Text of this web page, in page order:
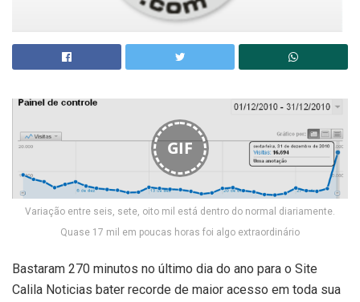
GIF
Variação entre seis, sete, oito mil está dentro do normal diariamente.
Quase 17 mil em poucas horas foi algo extraordinário
Bastaram 270 minutos no último dia do ano para o Site
Calila Noticias bater recorde de maior acesso em toda sua